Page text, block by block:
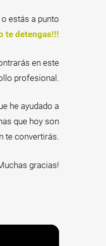
estás a punto
te detengas!!!
en este
profesional.
he ayudado a
que hoy son
te convertirás.
gracias!